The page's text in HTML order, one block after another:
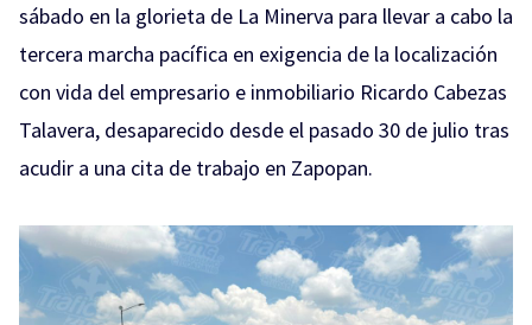
sábado en la glorieta de La Minerva para llevar a cabo la
tercera marcha pacífica en exigencia de la localización
con vida del empresario e inmobiliario Ricardo Cabezas
Talavera, desaparecido desde el pasado 30 de julio tras
acudir a una cita de trabajo en Zapopan.